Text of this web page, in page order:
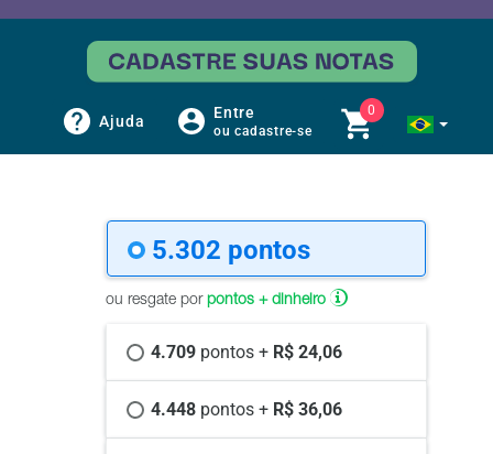
Ajuda Entre
ou cadastre-se
0
5.302 pontos
ou resgate por pontos + dinheiro
4.709 pontos + R$ 24,06
4.448 pontos + R$ 36,06